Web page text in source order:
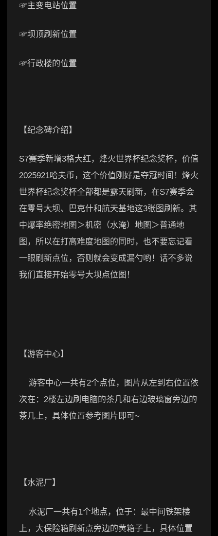
☞主变电站位置
☞坝顶刷新位置
☞行政楼的位置
【纪念碑介绍】
S7赛季新增3格大红，烽火世界杯纪念奖杯，价值
2025921哈夫币，这个价值刚好是夺冠时间！烽火
世界杯纪念奖杯全部都是露天刷新，在S7赛季会
在零号大坝、巴克什和航天基地这3张图刷新。其
中爆率绝密地图＞机密（水淹）地图＞普通地
图，所以在打高难度地图的同时，也不要忘记看
一眼刷新点位，否则就会变成漏勺哟！话不多说
我们直接开始零号大坝点位图！
【游客中心】
游客中心一共有2个点位，图片从左到右位置依
次在：2楼左边刷电脑的茶几和右边玻璃窗旁边的
茶几上，具体位置参考图片即可~
【水泥厂】
水泥厂一共有1个地点，位于：最中间铁架楼
上，大保险箱刷新点旁边的黄箱子上，具体位置